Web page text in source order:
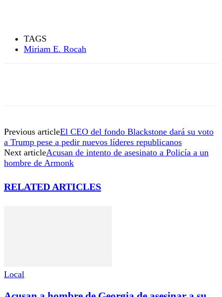
TAGS
Miriam E. Rocah
Previous articleEl CEO del fondo Blackstone dará su voto
a Trump pese a pedir nuevos líderes republicanos
Next articleAcusan de intento de asesinato a Policía a un
hombre de Armonk
RELATED ARTICLES
Local